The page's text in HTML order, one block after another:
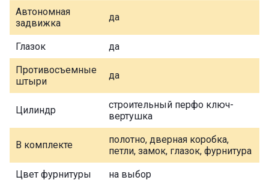
Автономная
задвижка
да
Глазок да
Противосъемные
штыри
да
Цилиндр
строительный перфо ключ-
вертушка
В комплекте
полотно, дверная коробка,
петли, замок, глазок, фурнитура
Цвет фурнитуры на выбор